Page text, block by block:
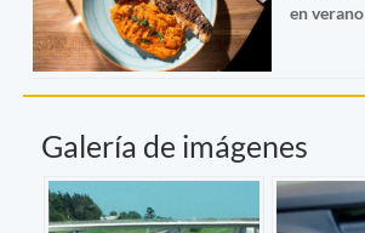
en verano
Galería de imágenes